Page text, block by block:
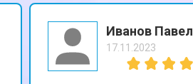
Иванов Павел
17.11.2023